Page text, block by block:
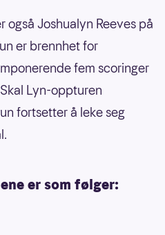
også Joshualyn Reeves på
er brennhet for
fem scoringer
Lyn-oppturen
fortsetter å leke seg
er som følger: